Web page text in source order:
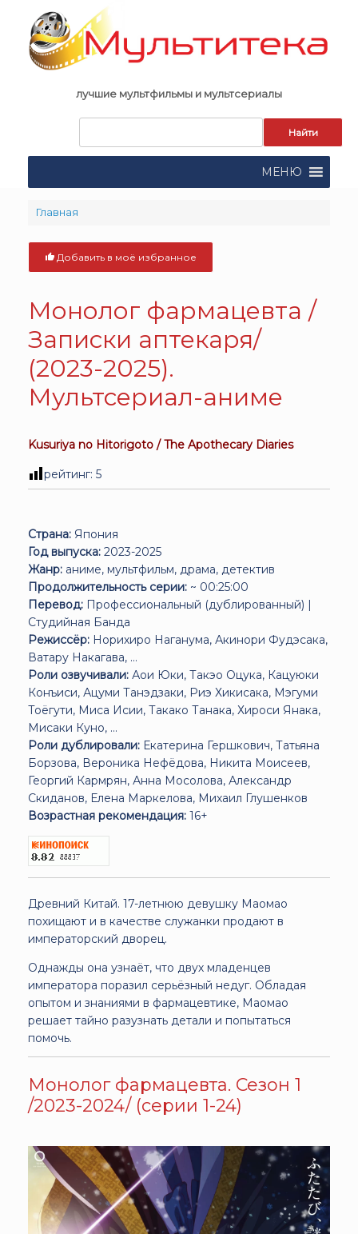
content
лучшие мультфильмы и мультсериалы
поиска:
МЕНЮ
Главная
Добавить в моё избранное
Монолог фармацевта /
Записки аптекаря/
(2023-2025).
Мультсериал-аниме
Kusuriya no Hitorigoto / The Apothecary Diaries
рейтинг: 5
Страна: Япония
Год выпуска: 2023-2025
Жанр: аниме, мультфильм, драма, детектив
Продолжительность серии: ~ 00:25:00
Перевод: Профессиональный (дублированный) |
Студийная Банда
Режиссёр: Норихиро Наганума, Акинори Фудэсака,
Ватару Накагава, ...
Роли озвучивали: Аои Юки, Такэо Оцука, Кацуюки
Конъиси, Ацуми Танэдзаки, Риэ Хикисака, Мэгуми
Тоёгути, Миса Исии, Такако Танака, Хироси Янака,
Мисаки Куно, ...
Роли дублировали: Екатерина Гершкович, Татьяна
Борзова, Вероника Нефёдова, Никита Моисеев,
Георгий Кармрян, Анна Мосолова, Александр
Скиданов, Елена Маркелова, Михаил Глушенков
Возрастная рекомендация: 16+
Древний Китай. 17-летнюю девушку Маомао
похищают и в качестве служанки продают в
императорский дворец.
Однажды она узнаёт, что двух младенцев
императора поразил серьёзный недуг. Обладая
опытом и знаниями в фармацевтике, Маомао
решает тайно разузнать детали и попытаться
помочь.
Монолог фармацевта. Сезон 1
/2023-2024/ (серии 1-24)